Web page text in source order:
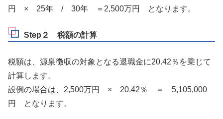
円 × 25年 / 30年 ＝2,500万円 となります。
Step２ 税額の計算
税額は、源泉徴収の対象となる退職金に20.42％を乗じて
計算します。
設例の場合は、2,500万円 × 20.42％ ＝ 5,105,000
円 となります。